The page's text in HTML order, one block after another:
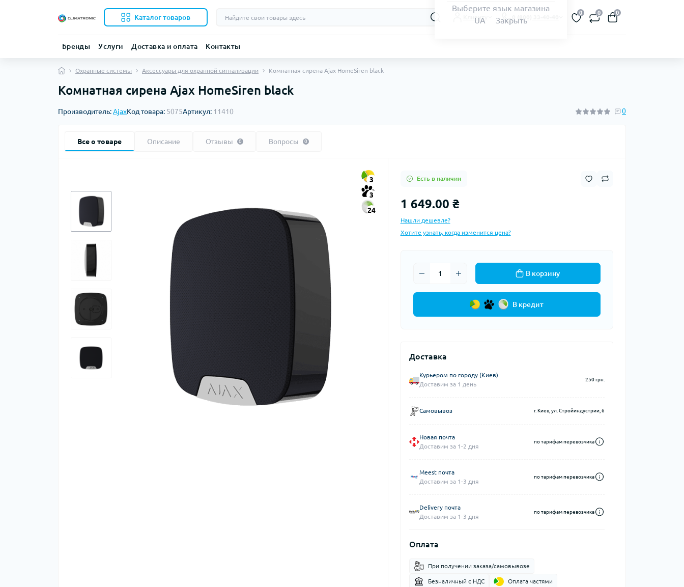
Каталог товаров Клиенту
0 0 0
Бренды Услуги Доставка и оплата Контакты
Охранные системы Аксессуары для охранной сигнализации Комнатная сирена Ajax HomeSiren black
Комнатная сирена Ajax HomeSiren black
Производитель:AjaxКод товара: 5075Артикул: 11410 0
Все о товаре Описание Отзывы 0 Вопросы 0
3
3
24
Есть в наличии
1 649.00 ₴
Нашли дешевле?
Хотите узнать, когда изменится цена?
В корзину
В кредит
Доставка
Курьером по городу (Киев)
Доставим за 1 день
250 грн.
Самовывоз г. Киев, ул. Стройиндустрии, 6
Новая почта
Доставим за 1-2 дня
по тарифам перевозчика
Meest почта
Доставим за 1-3 дня
по тарифам перевозчика
Delivery почта
Доставим за 1-3 дня
по тарифам перевозчика
Оплата
При получении заказа/самовывозе
Безналичный с НДС Оплата частями
Выберите язык магазина
UA
Закрыть